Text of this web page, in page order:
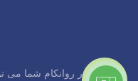
در روانکام شما می